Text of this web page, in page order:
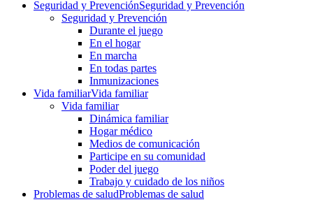
Seguridad y PrevenciónSeguridad y Prevención
Seguridad y Prevención
Durante el juego
En el hogar
En marcha
En todas partes
Inmunizaciones
Vida familiarVida familiar
Vida familiar
Dinámica familiar
Hogar médico
Medios de comunicación
Participe en su comunidad
Poder del juego
Trabajo y cuidado de los niños
Problemas de saludProblemas de salud